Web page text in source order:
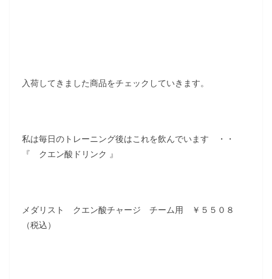
入荷してきました商品をチェックしていきます。
私は毎日のトレーニング後はこれを飲んでいます ・・
『 クエン酸ドリンク 』
メダリスト クエン酸チャージ チーム用 ￥５５０８
（税込）